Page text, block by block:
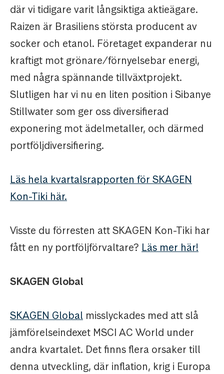
där vi tidigare varit långsiktiga aktieägare.
Raizen är Brasiliens största producent av
socker och etanol. Företaget expanderar nu
kraftigt mot grönare/förnyelsebar energi,
med några spännande tillväxtprojekt.
Slutligen har vi nu en liten position i Sibanye
Stillwater som ger oss diversifierad
exponering mot ädelmetaller, och därmed
portföljdiversifiering.
Läs hela kvartalsrapporten för SKAGEN
Kon-Tiki här.
Visste du förresten att SKAGEN Kon-Tiki har
fått en ny portföljförvaltare? Läs mer här!
SKAGEN Global
SKAGEN Global misslyckades med att slå
jämförelseindexet MSCI AC World under
andra kvartalet. Det finns flera orsaker till
denna utveckling, där inflation, krig i Europa